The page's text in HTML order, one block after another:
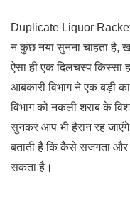
Duplicate Liquor
न कुछ नया सुनना चाहता है,
ऐसा ही एक दिलचस्प किस्सा
आबकारी विभाग ने एक बड़ी
विभाग को नकली शराब के
सुनकर आप भी हैरान रह
बताती है कि कैसे सजगता और
सकता है।